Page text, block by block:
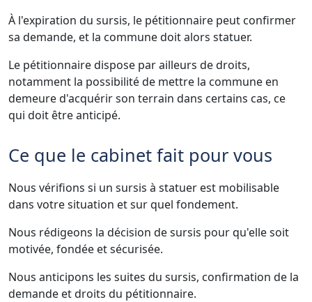
À l'expiration du sursis, le pétitionnaire peut confirmer
sa demande, et la commune doit alors statuer.
Le pétitionnaire dispose par ailleurs de droits,
notamment la possibilité de mettre la commune en
demeure d'acquérir son terrain dans certains cas, ce
qui doit être anticipé.
Ce que le cabinet fait pour vous
Nous vérifions si un sursis à statuer est mobilisable
dans votre situation et sur quel fondement.
Nous rédigeons la décision de sursis pour qu'elle soit
motivée, fondée et sécurisée.
Nous anticipons les suites du sursis, confirmation de la
demande et droits du pétitionnaire.